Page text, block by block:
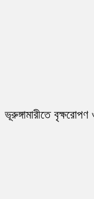
ভূরুঙ্গামারীতে বৃক্ষরোপণ